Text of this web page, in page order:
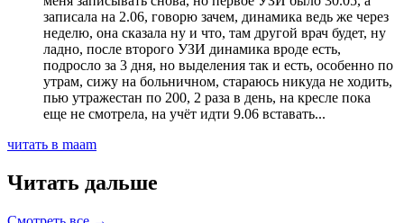
записала на 2.06, говорю зачем, динамика ведь же через
неделю, она сказала ну и что, там другой врач будет, ну
ладно, после второго УЗИ динамика вроде есть,
подросло за 3 дня, но выделения так и есть, особенно по
утрам, сижу на больничном, стараюсь никуда не ходить,
пью утражестан по 200, 2 раза в день, на кресле пока
еще не смотрела, на учёт идти 9.06 вставать...
читать в maam
Читать дальше